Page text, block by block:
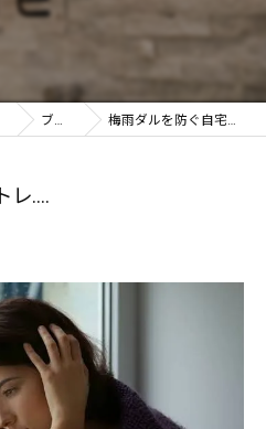
ブログ 梅雨ダルを防ぐ自宅トレ....
レ....